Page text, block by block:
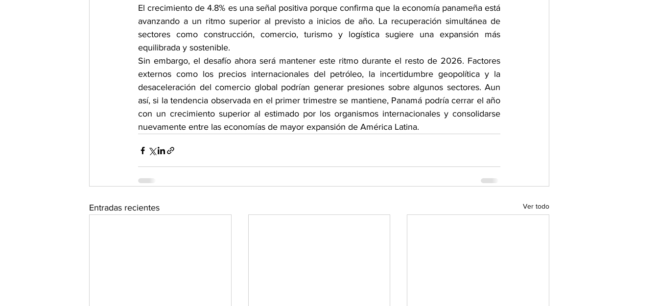
El crecimiento de 4.8% es una señal positiva porque confirma que la economía panameña está
avanzando a un ritmo superior al previsto a inicios de año. La recuperación simultánea de
sectores como construcción, comercio, turismo y logística sugiere una expansión más
equilibrada y sostenible.
Sin embargo, el desafío ahora será mantener este ritmo durante el resto de 2026. Factores
externos como los precios internacionales del petróleo, la incertidumbre geopolítica y la
desaceleración del comercio global podrían generar presiones sobre algunos sectores. Aun
así, si la tendencia observada en el primer trimestre se mantiene, Panamá podría cerrar el año
con un crecimiento superior al estimado por los organismos internacionales y consolidarse
nuevamente entre las economías de mayor expansión de América Latina.
Entradas recientes Ver todo